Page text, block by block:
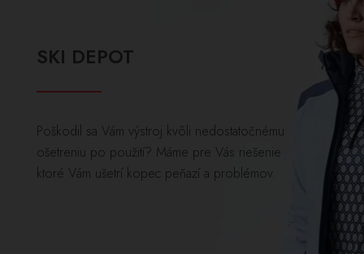
SKI DEPOT
Poškodil sa Vám výstroj kvôli nedostatočnému
ošetreniu po použití? Máme pre Vás riešenie
ktoré Vám ušetrí kopec peňazí a problémov.